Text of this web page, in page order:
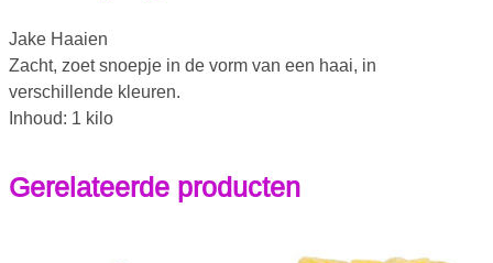
Jake Haaien
Zacht, zoet snoepje in de vorm van een haai, in
verschillende kleuren.
Inhoud: 1 kilo
Gerelateerde producten